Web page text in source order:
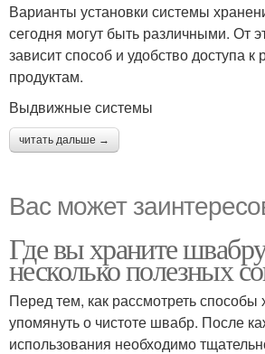
Варианты установки системы
сегодня могут быть различными. От
зависит способ и удобство доступа
продуктам.
Выдвижные системы
читать дальше →
Вас может
Где вы храните
несколько полезных
Перед тем, как рассмотреть
упомянуть о чистоте швабр. После
использования необходимо